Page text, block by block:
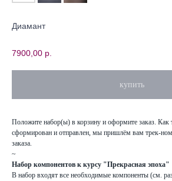
Диамант
7900,00 р.
купить
Положите набор(ы) в корзину и оформите заказ. Как
сформирован и отправлен, мы пришлём вам трек-
заказа.
~
Набор компонентов к курсу "Прекрасная эпоха"
В набор входят все необходимые компоненты (см.